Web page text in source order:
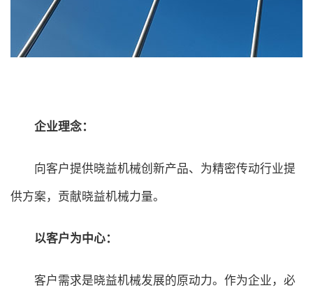
企业理念：
向客户提供晓益机械创新产品、为精密传动行业提
供方案，贡献晓益机械力量。
以客户为中心：
客户需求是晓益机械发展的原动力。作为企业，必